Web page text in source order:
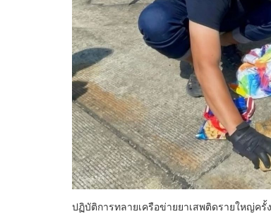
ปฏิบัติการทลายเครือข่ายยาเสพติดรายใหญ่ค